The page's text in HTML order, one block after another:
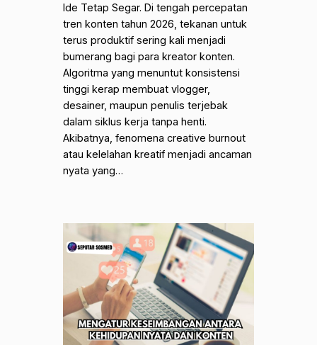
Ide Tetap Segar. Di tengah percepatan
tren konten tahun 2026, tekanan untuk
terus produktif sering kali menjadi
bumerang bagi para kreator konten.
Algoritma yang menuntut konsistensi
tinggi kerap membuat vlogger,
desainer, maupun penulis terjebak
dalam siklus kerja tanpa henti.
Akibatnya, fenomena creative burnout
atau kelelahan kreatif menjadi ancaman
nyata yang…